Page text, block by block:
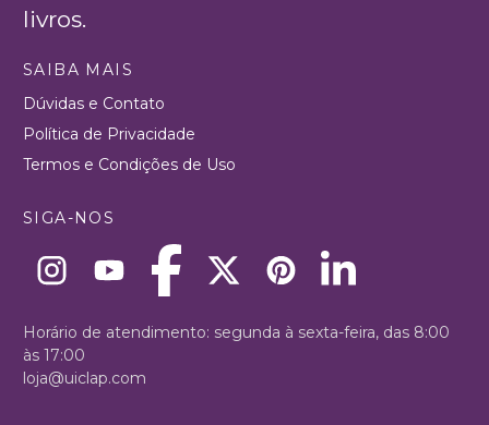
livros.
SAIBA MAIS
Dúvidas e Contato
Política de Privacidade
Termos e Condições de Uso
SIGA-NOS
Horário de atendimento: segunda à sexta-feira, das 8:00
às 17:00
loja@uiclap.com